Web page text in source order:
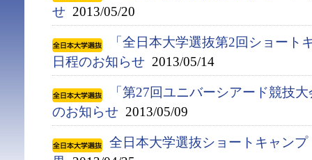
せ 2013/05/20
「全日本大学選抜第2回ショート
日程のお知らせ 2013/05/14
「第27回ユニバーシアード競技
のお知らせ 2013/05/09
全日本大学選抜ショートキャン